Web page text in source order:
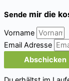
Sende mir die
Vorname
Email Adresse
Abschicken